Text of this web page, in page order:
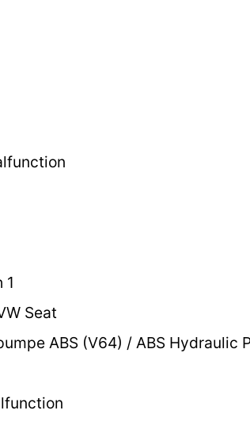
1
Seat
ABS (V64) / ABS Hydraulic